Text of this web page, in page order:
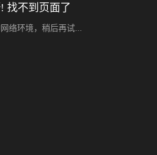
找不到页面了
络环境，稍后再试...